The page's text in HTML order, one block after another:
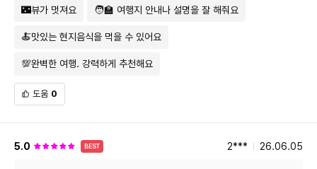
는 아래와 같습니다.
분
쇼핑 품목 쇼핑 장소
1
가전제품, 패션잡화
쥬
얼리,화장품
JTC
2.쇼핑시 유의사항
쇼핑센터는 현지사정상 변경 또는 입장하지 못하는 경우도 있으며
🌃뷰가 멋져요 🧑‍🏫 여행지 안내나 설명을 잘 해줘요
🍝맛있는 현지음식을 먹을 수 있어요
💯완벽한 여행. 강력하게 추천해요
도움 0
5.0 BEST 2*** 26.06.05